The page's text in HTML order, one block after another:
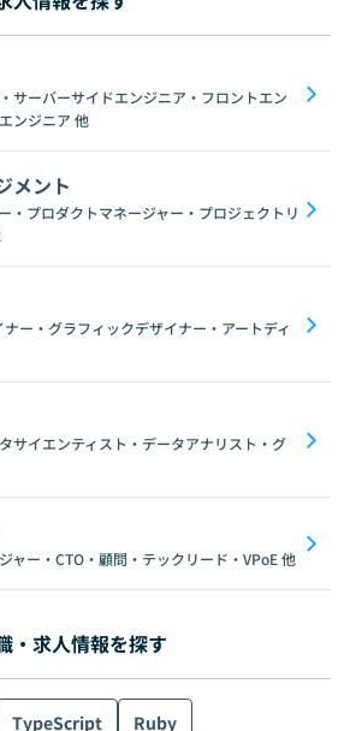
サーバーサイドエンジニア・フロントエン
ンジニア 他
メント
・プロダクトマネージャー・プロジェクトリ
ー・グラフィックデザイナー・アートディ
サイエンティスト・データアナリスト・グ
ャー・CTO・顧問・テックリード・VPoE他
・求人情報を探す
TypeScript
Ruby